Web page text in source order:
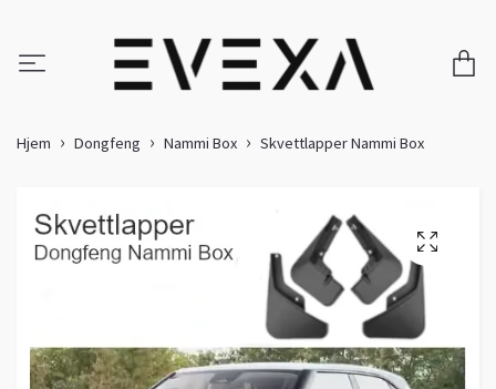
Hjem Dongfeng Nammi Box Skvettlapper Nammi Box